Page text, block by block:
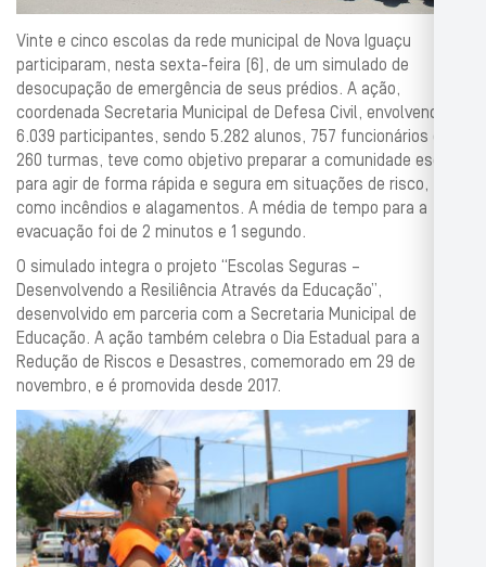
Vinte e cinco escolas da rede municipal de Nova Iguaçu
participaram, nesta sexta-feira (6), de um simulado de
desocupação de emergência de seus prédios. A ação,
coordenada Secretaria Municipal de Defesa Civil, envolvendo
6.039 participantes, sendo 5.282 alunos, 757 funcionários e
260 turmas, teve como objetivo preparar a comunidade escolar
para agir de forma rápida e segura em situações de risco,
como incêndios e alagamentos. A média de tempo para a
evacuação foi de 2 minutos e 1 segundo.
O simulado integra o projeto “Escolas Seguras –
Desenvolvendo a Resiliência Através da Educação”,
desenvolvido em parceria com a Secretaria Municipal de
Educação. A ação também celebra o Dia Estadual para a
Redução de Riscos e Desastres, comemorado em 29 de
novembro, e é promovida desde 2017.